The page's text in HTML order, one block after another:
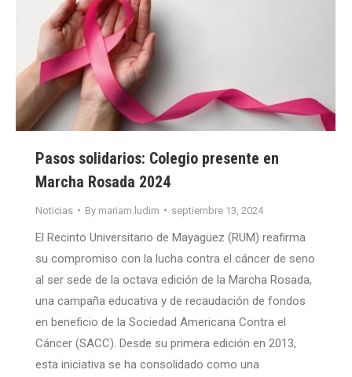
Pasos solidarios: Colegio presente en
Marcha Rosada 2024
Noticias By mariam.ludim septiembre 13, 2024
El Recinto Universitario de Mayagüez (RUM) reafirma
su compromiso con la lucha contra el cáncer de seno
al ser sede de la octava edición de la Marcha Rosada,
una campaña educativa y de recaudación de fondos
en beneficio de la Sociedad Americana Contra el
Cáncer (SACC). Desde su primera edición en 2013,
esta iniciativa se ha consolidado como una